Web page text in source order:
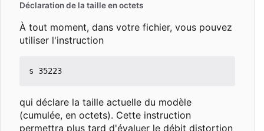
Déclaration de la taille en octets
À tout moment, dans votre fichier, vous pouvez
utiliser l'instruction
qui déclare la taille actuelle du modèle
(cumulée, en octets). Cette instruction
permettra plus tard d'évaluer le débit distortion